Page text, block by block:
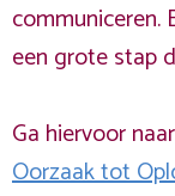
communiceren.
een grote stap
Ga hiervoor
Oorzaak tot